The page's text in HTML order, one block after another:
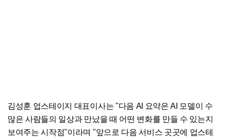
김성훈 업스테이지 대표이사는 "다음 AI 요약은 AI 모델이 수
많은 사람들의 일상과 만났을 때 어떤 변화를 만들 수 있는지
보여주는 시작점"이라며 "앞으로 다음 서비스 곳곳에 업스테